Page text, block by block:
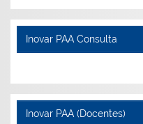
Inovar PAA Consulta
Inovar PAA (Docentes)